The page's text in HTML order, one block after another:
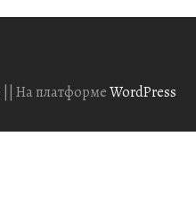
На платформеWordPress